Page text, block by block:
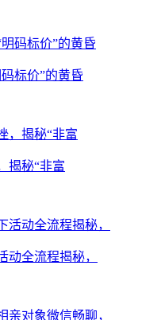
标价”的黄昏
揭秘“非富
动全流程揭秘，